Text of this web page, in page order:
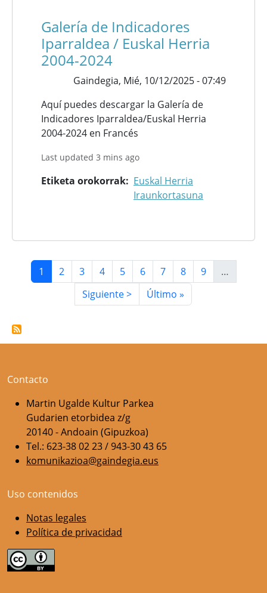
Galería de Indicadores
Iparraldea / Euskal Herria
2004-2024
Gaindegia, Mié, 10/12/2025 - 07:49
Aquí puedes descargar la Galería de
Indicadores Iparraldea/Euskal Herria
2004-2024 en Francés
Last updated 3 mins ago
Etiketa orokorrak
Euskal Herria
Iraunkortasuna
Paginación
Página actual
1 Página
2 Página
3 Página
4 Página
5 Página
6 Página
7 Página
8 Página
9
…
Siguiente página
Siguiente > Última página
Último »
Contacto
Martin Ugalde Kultur Parkea
Gudarien etorbidea z/g
20140 - Andoain (Gipuzkoa)
Tel.: 623-38 02 23 / 943-30 43 65
komunikazioa@gaindegia.eus
Uso contenidos
Notas legales
Política de privacidad